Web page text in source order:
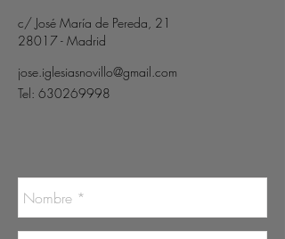
c/ José María de Pereda, 21
28017 - Madrid
jose.iglesiasnovillo@gmail.com
Tel: 630269998